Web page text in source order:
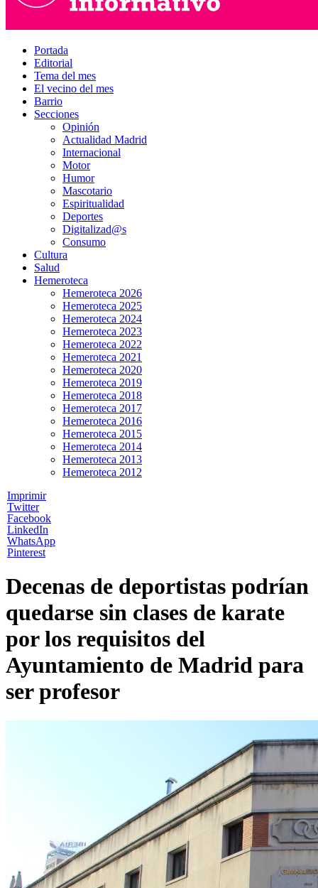
Portada
Editorial
Tema del mes
El vecino del mes
Barrio
Secciones
Opinión
Actualidad Madrid
Internacional
Motor
Humor
Mascotario
Espiritualidad
Deportes
Digitalizad@s
Consumo
Cultura
Salud
Hemeroteca
Hemeroteca 2026
Hemeroteca 2025
Hemeroteca 2024
Hemeroteca 2023
Hemeroteca 2022
Hemeroteca 2021
Hemeroteca 2020
Hemeroteca 2019
Hemeroteca 2018
Hemeroteca 2017
Hemeroteca 2016
Hemeroteca 2015
Hemeroteca 2014
Hemeroteca 2013
Hemeroteca 2012
Imprimir
Twitter
Facebook
LinkedIn
WhatsApp
Pinterest
Decenas de deportistas podrían
quedarse sin clases de karate
por los requisitos del
Ayuntamiento de Madrid para
ser profesor